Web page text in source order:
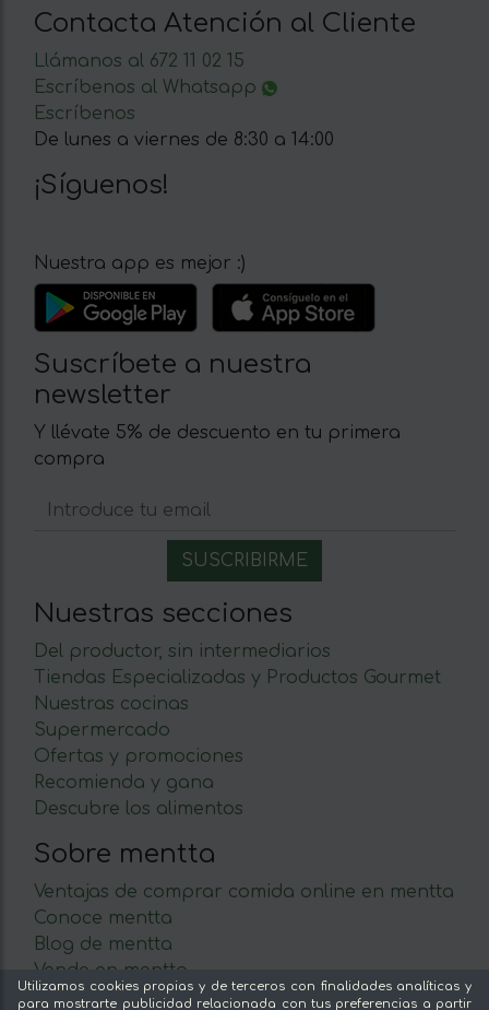
Contacta Atención al Cliente
Llámanos al 672 11 02 15
Escríbenos al Whatsapp
Escríbenos
De lunes a viernes de 8:30 a 14:00
¡Síguenos!
Nuestra app es mejor :)
Suscríbete a nuestra
newsletter
Y llévate 5% de descuento en tu primera
compra
Nuestras secciones
Del productor, sin intermediarios
Tiendas Especializadas y Productos Gourmet
Nuestras cocinas
Supermercado
Ofertas y promociones
Recomienda y gana
Descubre los alimentos
Sobre mentta
Ventajas de comprar comida online en mentta
Conoce mentta
Blog de mentta
Vende en mentta
Fidelización
Utilizamos cookies propias y de terceros con finalidades analíticas y
para mostrarte publicidad relacionada con tus preferencias a partir